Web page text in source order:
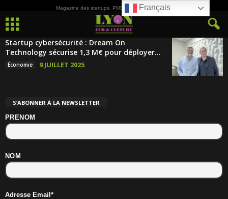
Magazine des startups, PME, ETI et de la Culture
Startup cybersécurité : Dream On
Technology sécurise 1,3 M€ pour déployer...
Économie 9 JUILLET 2025
S’ABONNER À LA NEWSLETTER
PRENOM
NOM
Adresse Email*
Français